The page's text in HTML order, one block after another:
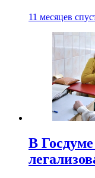
11 месяцев
В